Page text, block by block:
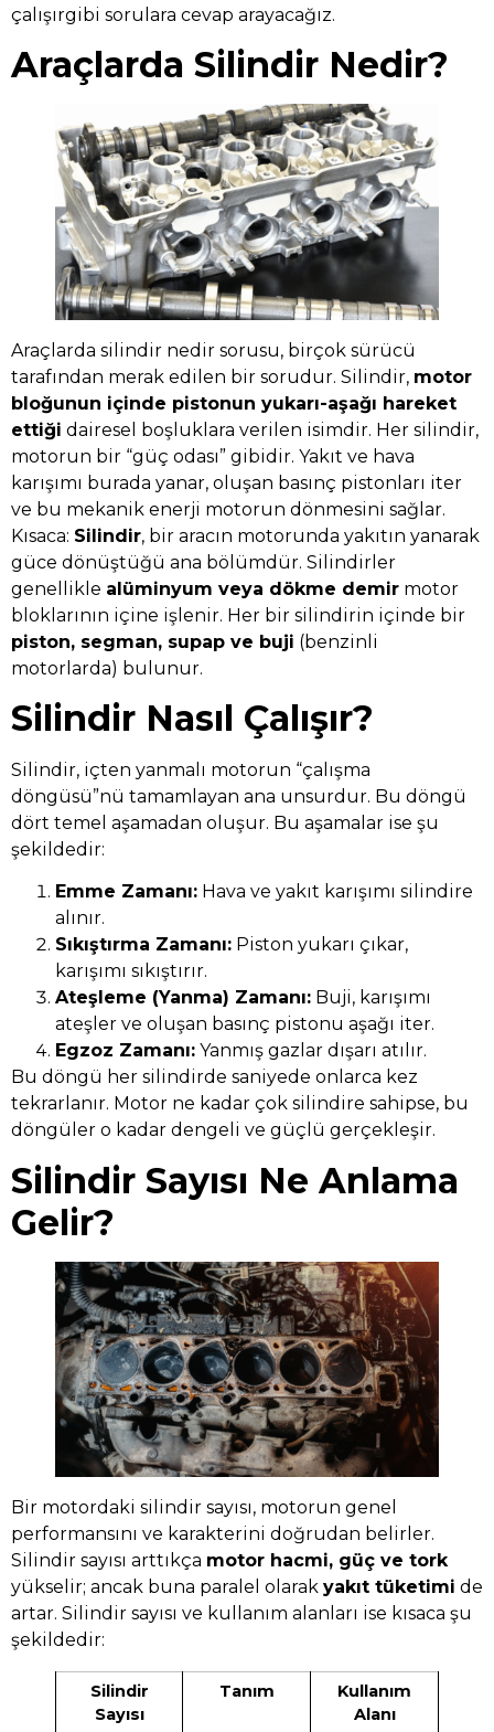
çalışırgibi sorulara cevap arayacağız.
Araçlarda Silindir Nedir?
Araçlarda silindir nedir sorusu, birçok sürücü
tarafından merak edilen bir sorudur. Silindir, motor
bloğunun içinde pistonun yukarı-aşağı hareket
ettiği dairesel boşluklara verilen isimdir. Her silindir,
motorun bir “güç odası” gibidir. Yakıt ve hava
karışımı burada yanar, oluşan basınç pistonları iter
ve bu mekanik enerji motorun dönmesini sağlar.
Kısaca: Silindir, bir aracın motorunda yakıtın yanarak
güce dönüştüğü ana bölümdür. Silindirler
genellikle alüminyum veya dökme demir motor
bloklarının içine işlenir. Her bir silindirin içinde bir
piston, segman, supap ve buji (benzinli
motorlarda) bulunur.
Silindir Nasıl Çalışır?
Silindir, içten yanmalı motorun “çalışma
döngüsü”nü tamamlayan ana unsurdur. Bu döngü
dört temel aşamadan oluşur. Bu aşamalar ise şu
şekildedir:
Emme Zamanı: Hava ve yakıt karışımı silindire
alınır.
Sıkıştırma Zamanı: Piston yukarı çıkar,
karışımı sıkıştırır.
Ateşleme (Yanma) Zamanı: Buji, karışımı
ateşler ve oluşan basınç pistonu aşağı iter.
Egzoz Zamanı: Yanmış gazlar dışarı atılır.
Bu döngü her silindirde saniyede onlarca kez
tekrarlanır. Motor ne kadar çok silindire sahipse, bu
döngüler o kadar dengeli ve güçlü gerçekleşir.
Silindir Sayısı Ne Anlama
Gelir?
Bir motordaki silindir sayısı, motorun genel
performansını ve karakterini doğrudan belirler.
Silindir sayısı arttıkça motor hacmi, güç ve tork
yükselir; ancak buna paralel olarak yakıt tüketimi de
artar. Silindir sayısı ve kullanım alanları ise kısaca şu
şekildedir:
Silindir
Sayısı
Tanım
Kullanım
Alanı